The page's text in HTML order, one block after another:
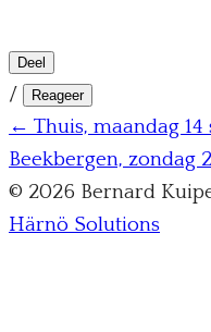
Deel
/ Reageer
← Thuis, maandag 14
Beekbergen, zondag
© 2026 Bernard
Härnö Solutions